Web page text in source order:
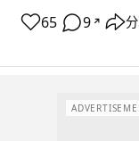
65 9 ↗